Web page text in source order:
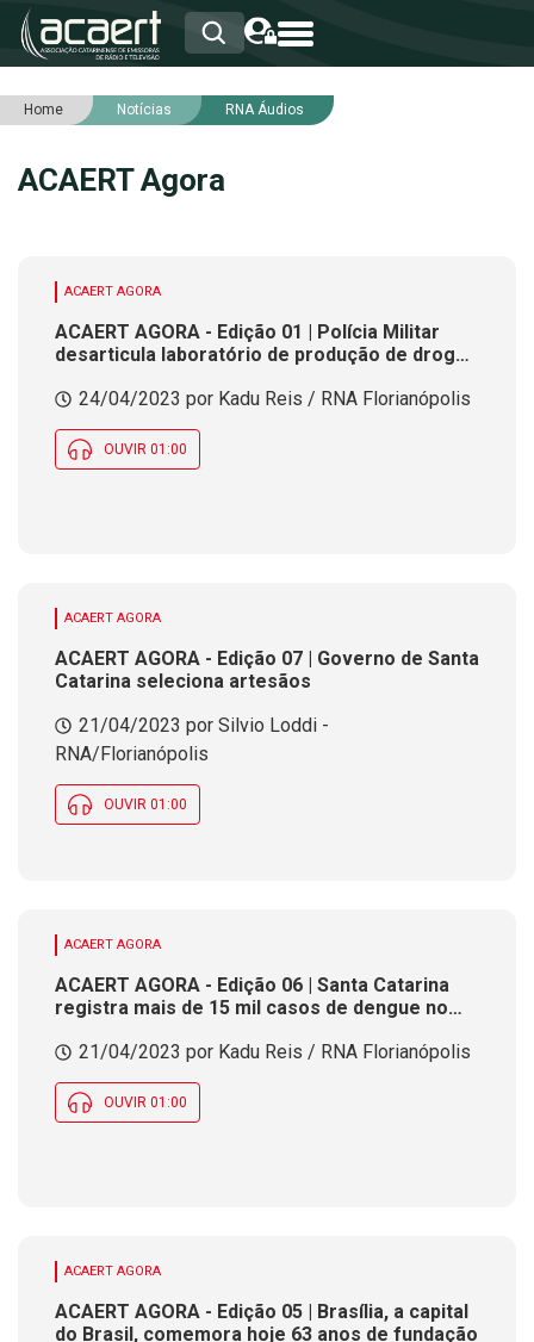
HOME
ASSOCIADOS
SERVIÇOS
Home Notícias RNA Áudios
ACAERT Agora
ACAERT AGORA
ACAERT AGORA - Edição 01 | Polícia Militar
desarticula laboratório de produção de drogas
24/04/2023 por Kadu Reis / RNA Florianópolis
OUVIR 01:00
ACAERT AGORA
ACAERT AGORA - Edição 07 | Governo de Santa
Catarina seleciona artesãos
21/04/2023 por Silvio Loddi -
RNA/Florianópolis
OUVIR 01:00
ACAERT AGORA
ACAERT AGORA - Edição 06 | Santa Catarina
registra mais de 15 mil casos de dengue no
21/04/2023 por Kadu Reis / RNA Florianópolis
OUVIR 01:00
ACAERT AGORA
ACAERT AGORA - Edição 05 | Brasília, a capital
do Brasil, comemora hoje 63 anos de fundação